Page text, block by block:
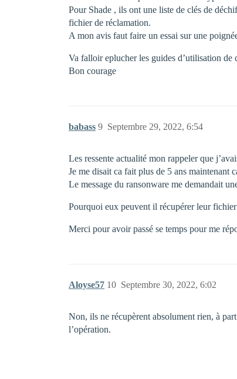
Pour Shade , ils ont une liste de clés de
fichier de réclamation.
A mon avis faut faire un essai sur une
Va falloir eplucher les guides d’utilisation de
Bon courage
babass Septembre 29, 2022, 6:54
9
Les ressente actualité mon rappeler que
Je me disait ca fait plus de 5 ans maintenant
Le message du ransonware me demandait
Pourquoi eux peuvent il récupérer leur
Merci pour avoir passé se temps pour me
Aloyse57 Septembre 30, 2022, 6:02
10
Non, ils ne récupèrent absolument rien, à
l’opération.